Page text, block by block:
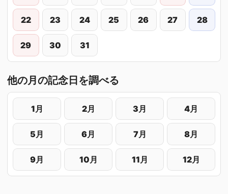
22 23 24 25 26 27 28
29 30 31
他の月の記念日を調べる
1月 2月 3月 4月
5月 6月 7月 8月
9月 10月 11月 12月